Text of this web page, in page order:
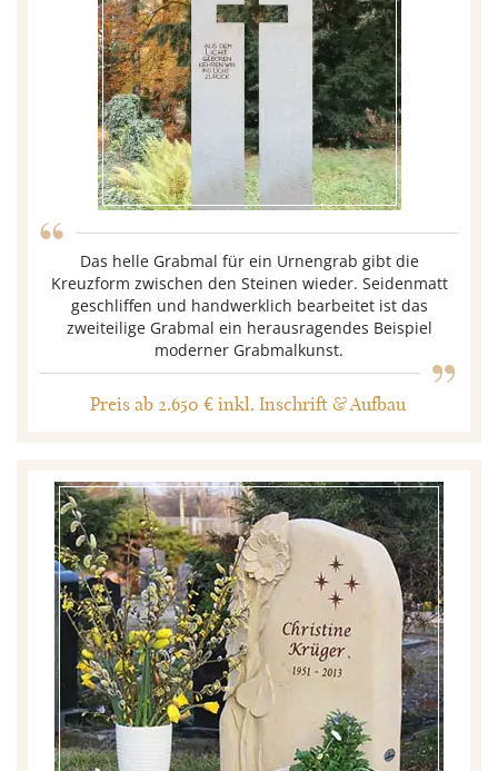
“
Das helle Grabmal für ein Urnengrab gibt die
Kreuzform zwischen den Steinen wieder. Seidenmatt
geschliffen und handwerklich bearbeitet ist das
zweiteilige Grabmal ein herausragendes Beispiel
moderner Grabmalkunst.
„
Preis ab 2.650 € inkl. Inschrift & Aufbau